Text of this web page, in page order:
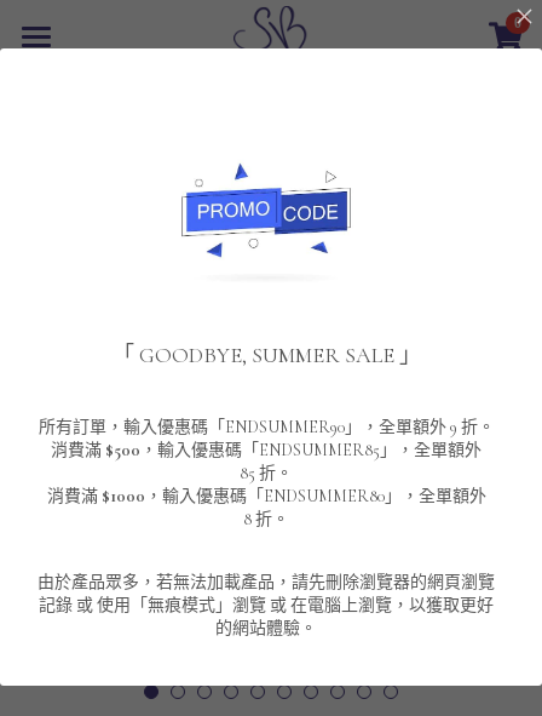
0
重磅純色長袖 T-SHIRT 系列
重磅純色短袖 T-SHIRT 系列
重磅純色 衛衣 系列
男裝恤衫
長袖恤衫
男裝 T-Shirt
長袖 T-SHIRT
短袖 POLO T-Shirt
針織外套
棒球外套
男裝衛衣
連帽衛衣
長褲
頸鏈及鏈墜
包袋
About Us
搜索
×
商品分類
重磅純色 短袖T-Shirt 系列
圓領衛衣
連帽衛衣
針織外套
「 GOODBYE, SUMMER SALE 」
所有訂單，輸入優惠碼「ENDSUMMER90」，全單額外 9 折。
消費滿 $500 ，輸入優惠碼「ENDSUMMER85」，全單額外
85 折。
消費滿 $1000 ，輸入優惠碼「ENDSUMMER80」，全單額外
8 折。
由於產品眾多，若無法加載產品，請先刪除瀏覽器的網頁瀏覽
記錄 或 使用「無痕模式」瀏覽 或 在電腦上瀏覽，以獲取更好
的網站體驗。